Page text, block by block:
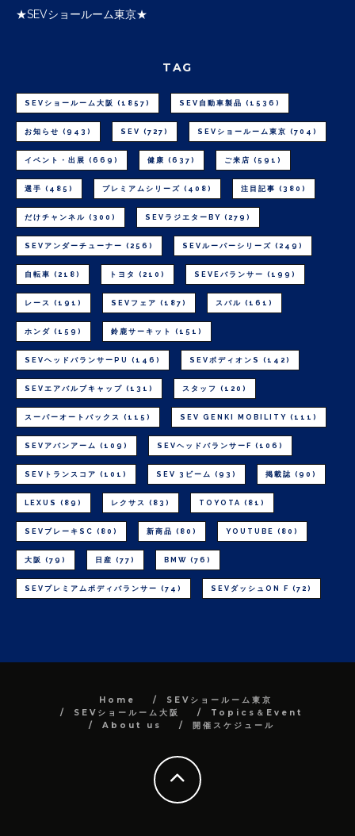
★SEVショールーム東京★
TAG
SEVショールーム大阪 (1857) SEV自動車製品 (1536)
お知らせ (943) SEV (727) SEVショールーム東京 (704)
イベント・出展 (669) 健康 (637) ご来店 (591)
選手 (485) プレミアムシリーズ (408) 注目記事 (380)
だけチャンネル (300) SEVラジエターBY (279)
SEVアンダーチューナー (256) SEVルーパーシリーズ (249)
自転車 (218) トヨタ (210) SEVEバランサー (199)
レース (191) SEVフェア (187) スバル (161)
ホンダ (159) 鈴鹿サーキット (151)
SEVヘッドバランサーPU (146) SEVボディオンS (142)
SEVエアバルブキャップ (131) スタッフ (120)
スーパーオートバックス (115) SEV GENKI MOBILITY (111)
SEVアバンアーム (109) SEVヘッドバランサーF (106)
SEVトランスコア (101) SEV 3ビーム (93) 掲載誌 (90)
LEXUS (89) レクサス (83) TOYOTA (81)
SEVブレーキSC (80) 新商品 (80) YOUTUBE (80)
大阪 (79) 日産 (77) BMW (76)
SEVプレミアムボディバランサー (74) SEVダッシュON F (72)
Home
SEVショールーム東京
SEVショールーム大阪
Topics＆Event
About us
開催スケジュール